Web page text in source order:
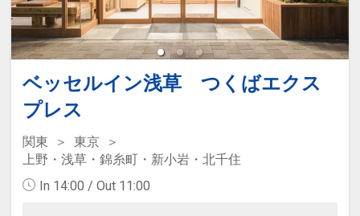
ベッセルイン浅草 つくばエクス
プレス
関東
東京
上野・浅草・錦糸町・新小岩・北千住
In 14:00 / Out 11:00